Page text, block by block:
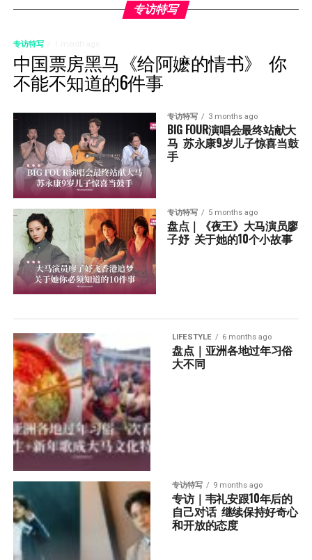
专访特写
专访特写
中国票房黑马《给阿嬷的情书》  你
不能不知道的6件事
专访特写 3 months ago
BIG FOUR演唱会最终站献大
马  苏永康9岁儿子惊喜当鼓
手
专访特写 5 months ago
盘点｜《夜王》大马演员廖
子妤  关于她的10个小故事
LIFESTYLE 6 months ago
盘点｜亚洲各地过年习俗
大不同
专访特写 9 months ago
专访｜韦礼安跟10年后的
自己对话  继续保持好奇心
和开放的态度